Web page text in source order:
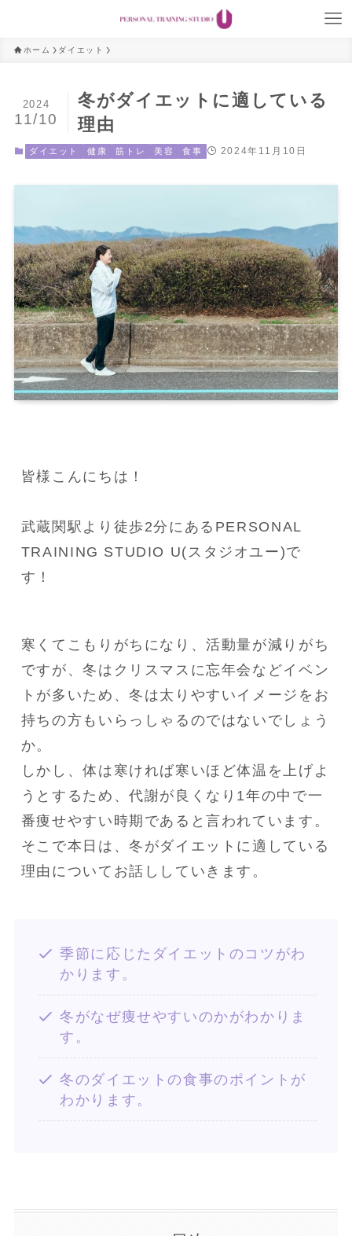
ホーム ダイエット
冬がダイエットに適している
理由
2024
11/10
ダイエット 健康 筋トレ 美容 食事 2024年11月10日
皆様こんにちは！
武蔵関駅より徒歩2分にあるPERSONAL
TRAINING STUDIO U(スタジオユー)で
す！
寒くてこもりがちになり、活動量が減りがち
ですが、冬はクリスマスに忘年会などイベン
トが多いため、冬は太りやすいイメージをお
持ちの方もいらっしゃるのではないでしょう
か。
しかし、体は寒ければ寒いほど体温を上げよ
うとするため、代謝が良くなり1年の中で一
番痩せやすい時期であると言われています。
そこで本日は、冬がダイエットに適している
理由についてお話ししていきます。
季節に応じたダイエットのコツがわ
かります。
冬がなぜ痩せやすいのかがわかりま
す。
冬のダイエットの食事のポイントが
わかります。